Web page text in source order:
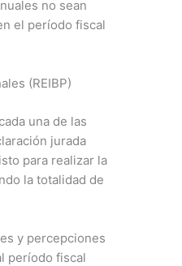
no sean
el período fiscal
(REIBP)
una de las
jurada
para realizar la
la totalidad de
y percepciones
período fiscal